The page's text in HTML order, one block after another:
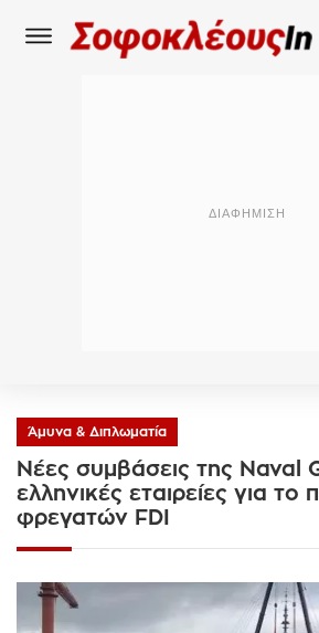
Άμυνα & Διπλωματία
Νέες συμβάσεις της Naval
ελληνικές εταιρείες για
φρεγατών FDI